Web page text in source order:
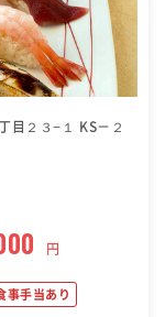
目２３−１ KS－２
円
事手当あり